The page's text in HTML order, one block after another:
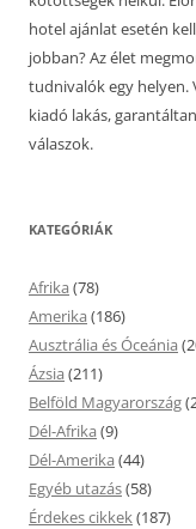
hotel ajánlat esetén
jobban? Az élet
tudnivalók egy helyen.
kiadó lakás,
válaszok.
KATEGÓRIÁK
Afrika (78)
Amerika (186)
Ausztrália és Óceánia
Ázsia (211)
Belföld Magyarország
Dél-Afrika (9)
Dél-Amerika (44)
Egyéb utazás(58)
Érdekes cikkek(187)